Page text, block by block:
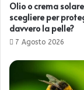
Olio o crema
scegliere per
davvero la pelle?
7 Agosto 2026